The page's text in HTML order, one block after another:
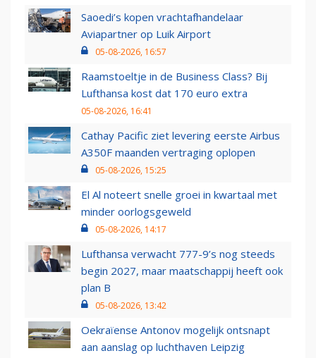
Saoedi’s kopen vrachtafhandelaar
Aviapartner op Luik Airport
05-08-2026, 16:57
Raamstoeltje in de Business Class? Bij
Lufthansa kost dat 170 euro extra
05-08-2026, 16:41
Cathay Pacific ziet levering eerste Airbus
A350F maanden vertraging oplopen
05-08-2026, 15:25
El Al noteert snelle groei in kwartaal met
minder oorlogsgeweld
05-08-2026, 14:17
Lufthansa verwacht 777-9’s nog steeds
begin 2027, maar maatschappij heeft ook
plan B
05-08-2026, 13:42
Oekraïense Antonov mogelijk ontsnapt
aan aanslag op luchthaven Leipzig